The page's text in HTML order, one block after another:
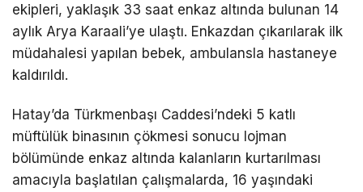
ekipleri, yaklaşık 33 saat enkaz altında bulunan 14
aylık Arya Karaali’ye ulaştı. Enkazdan çıkarılarak ilk
müdahalesi yapılan bebek, ambulansla hastaneye
kaldırıldı.
Hatay’da Türkmenbaşı Caddesi’ndeki 5 katlı
müftülük binasının çökmesi sonucu lojman
bölümünde enkaz altında kalanların kurtarılması
amacıyla başlatılan çalışmalarda, 16 yaşındaki